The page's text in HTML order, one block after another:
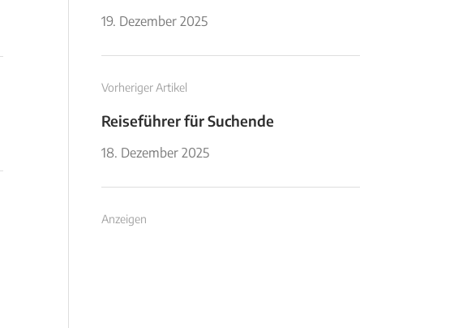
19. Dezember 2025
Vorheriger Artikel
Reiseführer für Suchende
18. Dezember 2025
Anzeigen